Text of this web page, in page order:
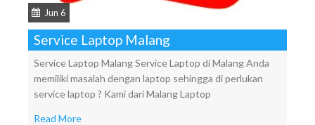
Jun 6
Service Laptop Malang
Service Laptop Malang Service Laptop di Malang Anda
memiliki masalah dengan laptop sehingga di perlukan
service laptop ? Kami dari Malang Laptop
Read More